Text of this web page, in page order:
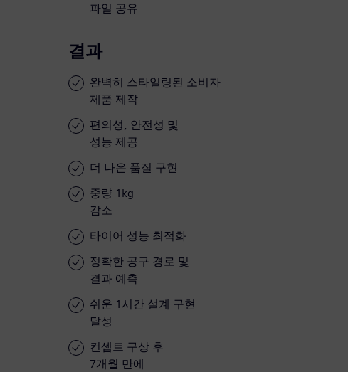
파일 공유
결과
완벽히 스타일링된 소비자
제품 제작
편의성, 안전성 및
성능 제공
더 나은 품질 구현
중량 1kg
감소
타이어 성능 최적화
정확한 공구 경로 및
결과 예측
쉬운 1시간 설계 구현
달성
컨셉트 구상 후
7개월 만에